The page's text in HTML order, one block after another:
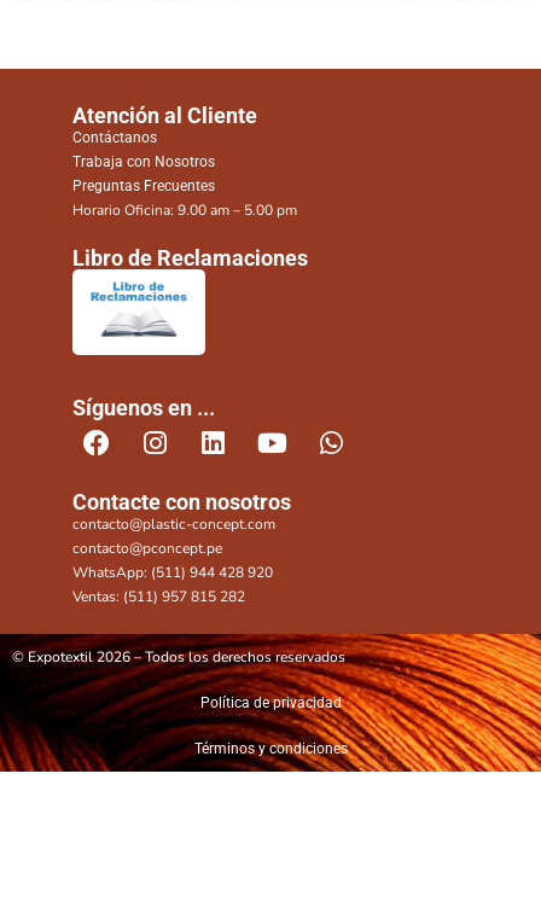
Atención al Cliente
Contáctanos
Trabaja con Nosotros
Preguntas Frecuentes
Horario Oficina: 9.00 am – 5.00 pm
Libro de Reclamaciones
Síguenos en ...
Contacte con nosotros
contacto@plastic-concept.com
contacto@pconcept.pe
WhatsApp: (511) 944 428 920
Ventas: (511) 957 815 282
© Expotextil 2026 – Todos los derechos reservados
Política de privacidad
Términos y condiciones